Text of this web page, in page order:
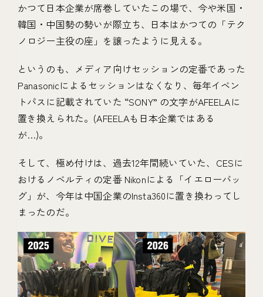
かつて日本企業が席巻していたこの場で、今や米国・
韓国・中国勢の勢いが際立ち、日本はかつての「テク
ノロジー主役の座」を譲ったように見える。
というのも、メディア向けセッションの定番であった
Panasonicによるセッションはなくなり、毎年イベン
トパスに記載されていた “SONY” の文字がAFEELAに
置き換えられた。(AFEELAも日本企業ではある
が…)。
そして、極め付けは、過去12年間続いていた、CESに
おけるノベルティの定番 Nikonによる「イエローバッ
グ」が、今年は中国企業のInsta360に置き換わってし
まったのだ。